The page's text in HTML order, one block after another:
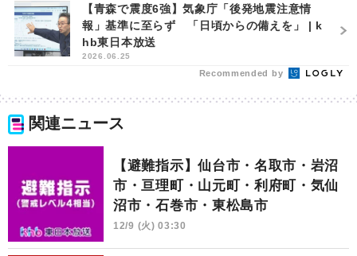
【青森で震度6強】気象庁「後発地震注意情
報」基準に至らず 「日頃からの備えを」 | k
hb東日本放送
2026.06.25
Recommended by
関連ニュース
【避難指示】仙台市・名取市・岩沼
市・亘理町・山元町・利府町・気仙
沼市・石巻市・東松島市
12/9 (火) 03:30